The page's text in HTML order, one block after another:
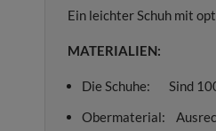
Ein leichter Schuh mit
MATERIALIEN:
Die Schuhe: Sind
Obermaterial: